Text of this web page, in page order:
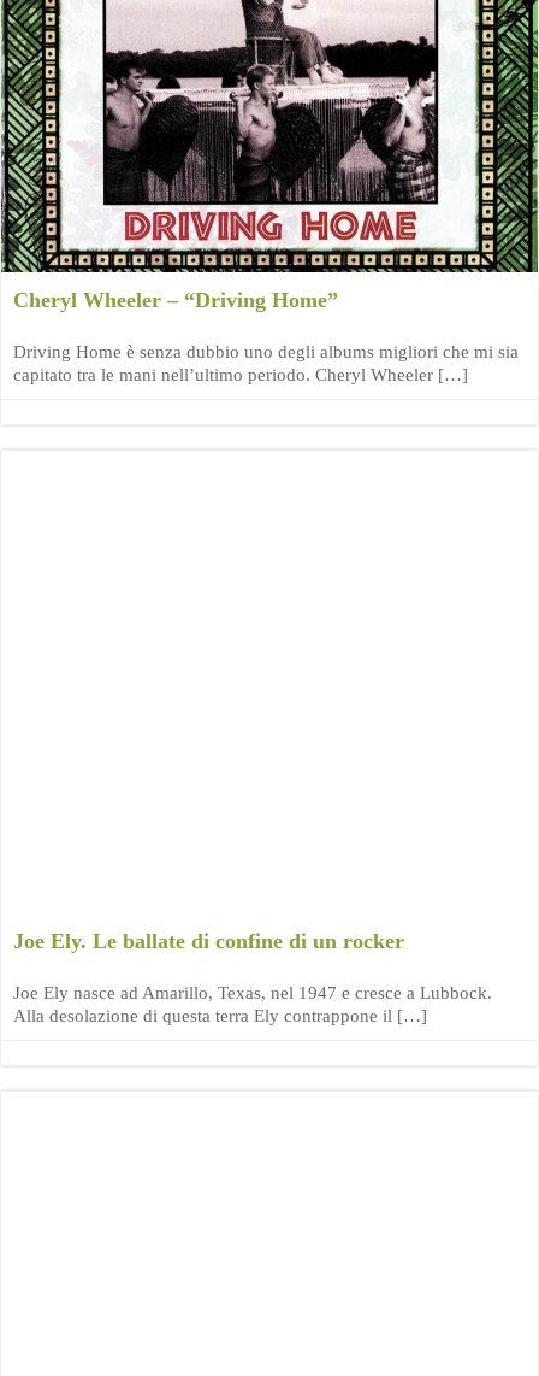
Cheryl Wheeler – “Driving Home”
Driving Home è senza dubbio uno degli albums migliori che mi sia
capitato tra le mani nell’ultimo periodo. Cheryl Wheeler […]
Joe Ely. Le ballate di confine di un rocker
Joe Ely nasce ad Amarillo, Texas, nel 1947 e cresce a Lubbock.
Alla desolazione di questa terra Ely contrappone il […]